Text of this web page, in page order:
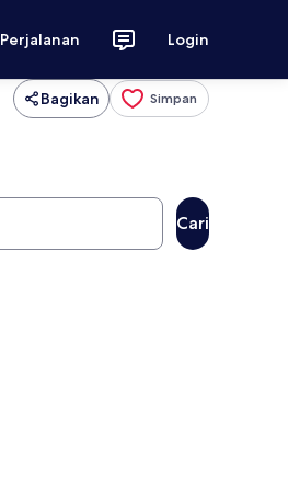
Perjalanan Login
Bagikan Simpan
Cari